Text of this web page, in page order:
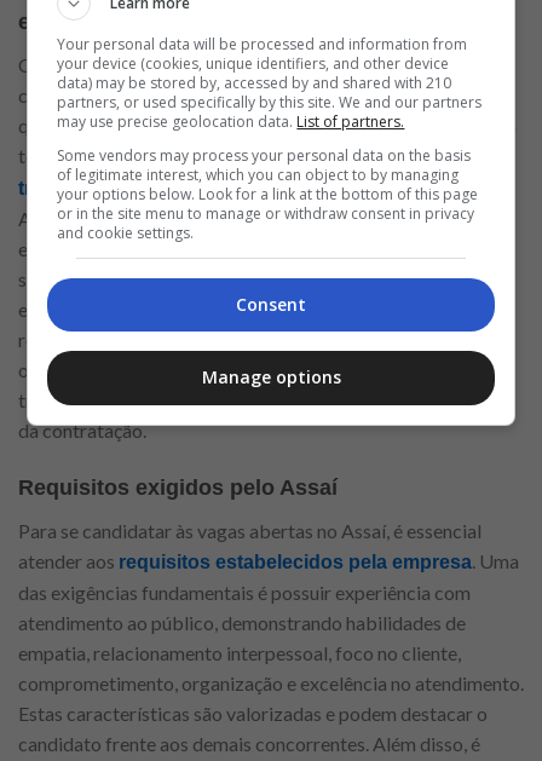
empresa
O valor do salário deve diversificar em conformidade com
cada profissão e tipo de admissão, porém a empresa afirma
que a remuneração é justa e compatível com o mercado. Fora
todos esses benefícios, você receberáboas condições de
trabalhopara exercer seu cargo da melhor forma possível.
Alguns benefícios interessantes são proporcionados pela
empresa, tais como vale transporte, alimentação no local,
seguro de vida, assistência médica, entre outros que serão
explicados no momento da contratação. Vale sempre
ressaltar que a escala de trabalho diversifica de acordo com
o cargo, mas conta com folga. Com relação ao horário de
trabalho, este fica para ser combinado também no momento
da contratação.
Requisitos exigidos pelo Assaí
Para se candidatar às vagas abertas no Assaí, é essencial
atender aos requisitos estabelecidos pela empresa. Uma
das exigências fundamentais é possuir experiência com
atendimento ao público, demonstrando habilidades de
empatia, relacionamento interpessoal, foco no cliente,
comprometimento, organização e excelência no atendimento.
Estas características são valorizadas e podem destacar o
candidato frente aos demais concorrentes. Além disso, é
Your personal data will be processed and information from
your device (cookies, unique identifiers, and other device
data) may be stored by, accessed by and shared with 210
partners, or used specifically by this site. We and our partners
may use precise geolocation data. List of partners.
Some vendors may process your personal data on the basis
of legitimate interest, which you can object to by managing
your options below. Look for a link at the bottom of this page
or in the site menu to manage or withdraw consent in privacy
and cookie settings.
Consent
Manage options